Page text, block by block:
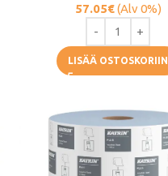
57.05€(Alv 0%)
LISÄÄ OSTOSKORIIN